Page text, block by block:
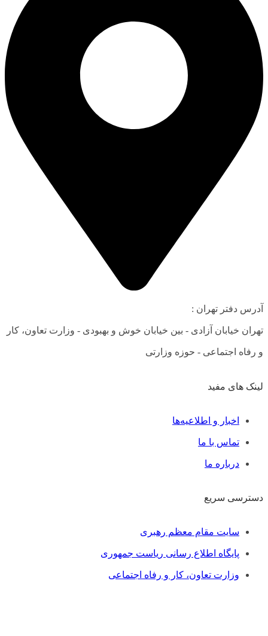
آدرس دفتر تهران :
تهران خیابان آزادی - بین خیابان خوش و بهبودی - وزارت تعاون، کار
و رفاه اجتماعی - حوزه وزارتی
لینک های مفید
فهرستاخبار و اطلاعیه‌ها
تماس با ما
درباره ما
دسترسی سریع
فهرستسایت مقام معظم رهبری
پایگاه اطلاع رسانی ریاست جمهوری
وزارت تعاون، کار و رفاه اجتماعی